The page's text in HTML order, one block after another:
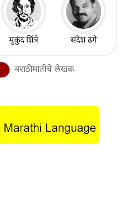
मुकुंद शिंत्रे संदेश ढगे
मराठीमातीचे लेखक